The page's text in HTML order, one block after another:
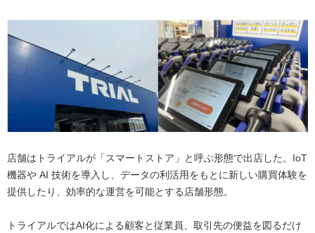
店舗はトライアルが「スマートストア」と呼ぶ形態で出店した。IoT
機器や AI 技術を導入し、データの利活用をもとに新しい購買体験を
提供したり、効率的な運営を可能とする店舗形態。
トライアルではAI化による顧客と従業員、取引先の便益を図るだけ